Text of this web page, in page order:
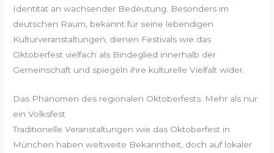
Identität an wachsender Bedeutung. Besonders im
deutschen Raum, bekannt für seine lebendigen
Kulturveranstaltungen, dienen Festivals wie das
Oktoberfest vielfach als Bindeglied innerhalb der
Gemeinschaft und spiegeln ihre kulturelle Vielfalt wider.
Das Phänomen des regionalen Oktoberfests: Mehr als nur
ein Volksfest
Traditionelle Veranstaltungen wie das Oktoberfest in
München haben weltweite Bekanntheit, doch auf lokaler